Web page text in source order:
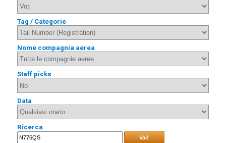
Tag / Categorie
Nome compagnia aerea
Staff picks
Data
Ricerca
Vai!